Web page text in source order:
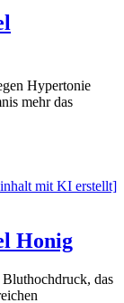
Hypertonie
mehr das
Honig
das